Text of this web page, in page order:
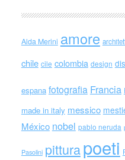
Alda Merini amore
chile cile colombia design
espana fotografia Francia
made in italy messico
México nobel pablo neruda
Pasolini pitturapoeti